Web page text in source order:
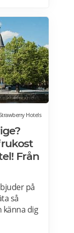
Hotels
Från
på
så
känna dig
i Norden